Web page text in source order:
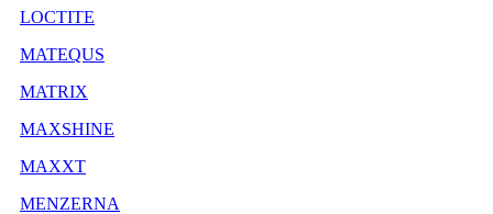
LOCTITE
MATEQUS
MATRIX
MAXSHINE
MAXXT
MENZERNA